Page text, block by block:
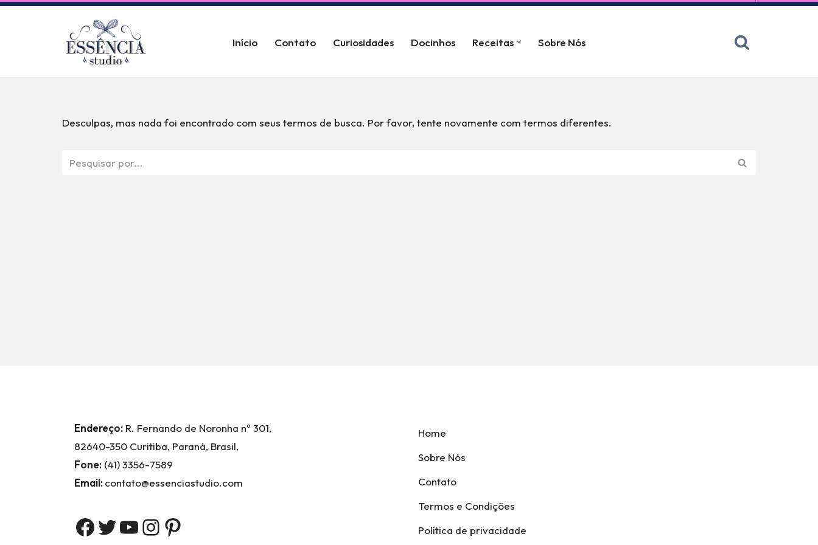
Início Contato Curiosidades Docinhos Receitas Sobre Nós
Desculpas, mas nada foi encontrado com seus termos de busca. Por favor, tente novamente com termos diferentes.
Endereço: R. Fernando de Noronha nº 301,
82640-350 Curitiba, Paraná, Brasil,
Fone: (41) 3356-7589
Email:contato@essenciastudio.com
Home
Sobre Nós
Contato
Termos e Condições
Política de privacidade